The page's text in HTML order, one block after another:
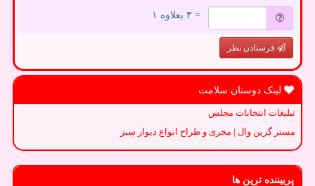
= ۳ بعلاوه ۱
فرستادن نظر
لینک دوستان سلامت
تبلیغات انتخابات مجلس
مستر گرین وال | مجری و طراح انواع دیوار سبز
پربیننده ترین ها